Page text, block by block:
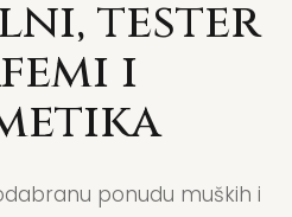
tester
i
ponudu muških i